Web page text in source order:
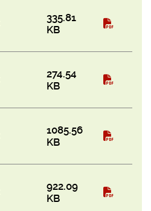
335.81
KB
274.54
KB
1085.56
KB
922.09
KB